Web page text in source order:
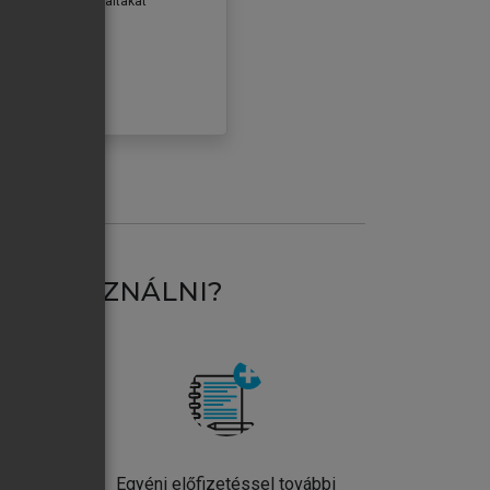
HASZNÁLNI?
Egyéni előfizetéssel további